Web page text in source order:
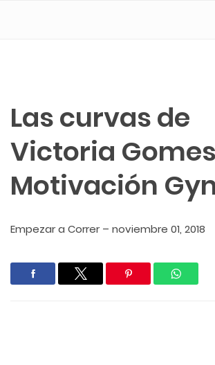
Las curvas de
Victoria Gomes
Motivación
Empezar a Correr – noviembre 01, 2018